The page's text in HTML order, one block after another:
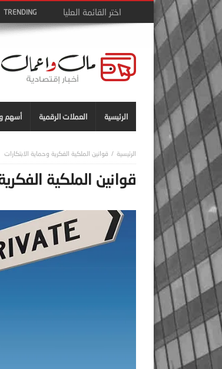
TRENDING
الرئيسية العملات الرقمية أسهم
قوانين الملكية الفكرية وحماية الابتكارات
قوانين الملكية